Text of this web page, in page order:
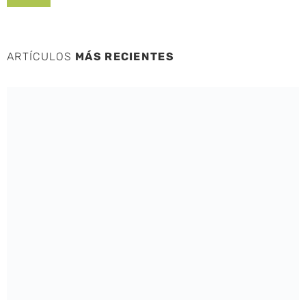
ARTÍCULOS MÁS RECIENTES